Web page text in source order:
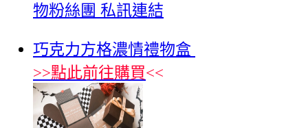
物粉絲團 私訊連結
巧克力方格濃情禮物盒
>>點此前往購買<<